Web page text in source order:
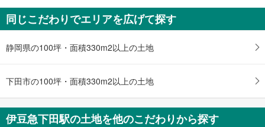
下田市柿崎
1億7,000万円
4LDK＋S＋ガレージ
土地面積 646.32m
伊豆急行 「伊豆急下田」駅 徒歩38分
同じこだわりでエリアを広げて探す
静岡県の100坪・面積330m2以上の土地
下田市の100坪・面積330m2以上の土地
伊豆急下田駅の土地を他のこだわりから探す